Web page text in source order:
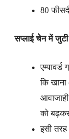
80
सप्लाई चेन में
कि
को
इसी